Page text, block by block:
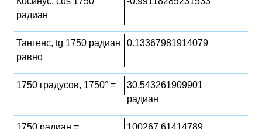
радиан
Тангенс, tg 1750 радиан
равно
0.13367981914079
1750 градусов, 1750° =
30.543261909901
радиан
1750 радиан =
100267.61414789